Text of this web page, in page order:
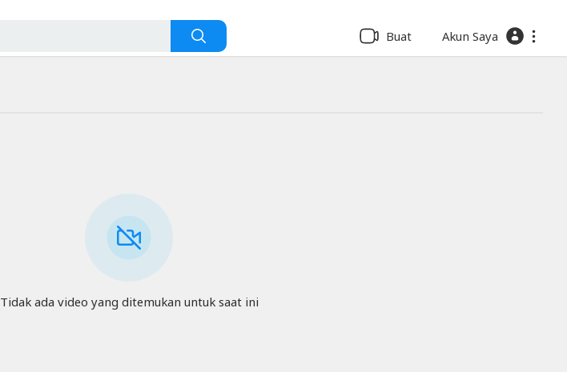
Buat Akun Saya
Tidak ada video yang ditemukan untuk saat ini